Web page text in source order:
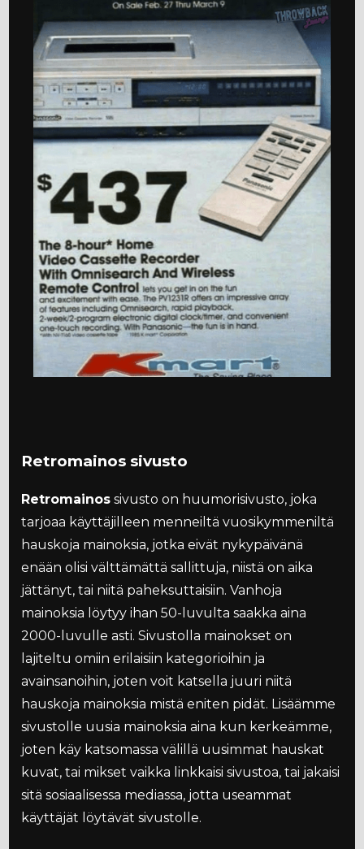
Retromainos sivusto
Retromainos sivusto on huumorisivusto, joka
tarjoaa käyttäjilleen menneiltä vuosikymmeniltä
hauskoja mainoksia, jotka eivät nykypäivänä
enään olisi välttämättä sallittuja, niistä on aika
jättänyt, tai niitä paheksuttaisiin. Vanhoja
mainoksia löytyy ihan 50-luvulta saakka aina
2000-luvulle asti. Sivustolla mainokset on
lajiteltu omiin erilaisiin kategorioihin ja
avainsanoihin, joten voit katsella juuri niitä
hauskoja mainoksia mistä eniten pidät. Lisäämme
sivustolle uusia mainoksia aina kun kerkeämme,
joten käy katsomassa välillä uusimmat hauskat
kuvat, tai mikset vaikka linkkaisi sivustoa, tai jakaisi
sitä sosiaalisessa mediassa, jotta useammat
käyttäjät löytävät sivustolle.